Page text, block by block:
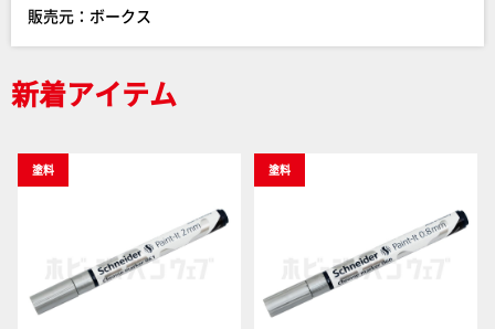
販売元：ボークス
新着アイテム
塗料 塗料